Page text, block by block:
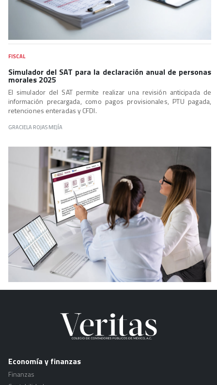
FISCAL
Simulador del SAT para la declaración anual de personas
morales 2025
El simulador del SAT permite realizar una revisión anticipada de
información precargada, como pagos provisionales, PTU pagada,
retenciones enteradas y CFDI.
GRACIELA ROJAS MEJÍA
Economía y finanzas
Finanzas